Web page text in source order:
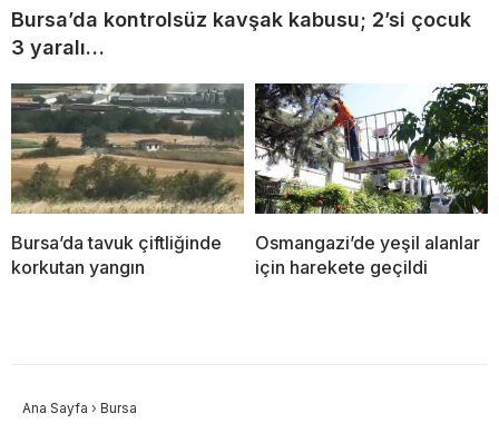
Bursa’da kontrolsüz kavşak kabusu; 2’si çocuk
3 yaralı…
Bursa’da tavuk çiftliğinde
korkutan yangın
Osmangazi’de yeşil alanlar
için harekete geçildi
Ana Sayfa › Bursa